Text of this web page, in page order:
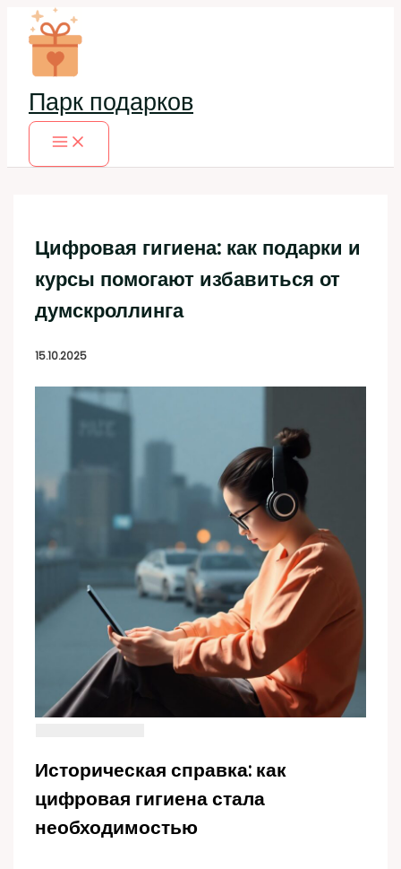
Перейти
содержимому
Парк подарков
Цифровая гигиена: как подарки и
курсы помогают избавиться от
думскроллинга
15.10.2025
Историческая справка: как
цифровая гигиена стала
необходимостью